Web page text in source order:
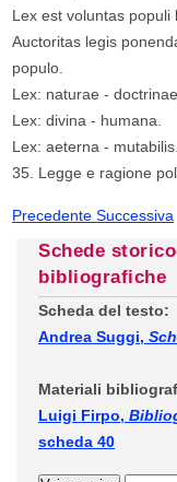
Lex est voluntas
Auctoritas legis
populo.
Lex: naturae -
Lex: divina - humana.
Lex: aeterna - mutabilis.
35. Legge e ragione
PrecedenteSuccessiva
Schede
bibliografiche
Scheda del testo:
Andrea Suggi,
Materiali
Luigi Firpo,
scheda 40